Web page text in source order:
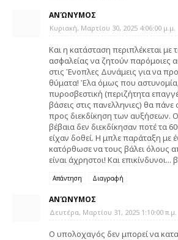
ΑΝΏΝΥΜΟΣ
Κυριακή, Μαρτίου 30, 2025 4:06:00 μ.μ.
Και η κατάσταση περιπλέκεται
ασφαλείας να ζητούν παρόμοιες
στις Ένοπλες Δυνάμεις για να
θύματα! Έλα όμως που αστυνομία,
πυροσβεστική (περιζήτητα
βάσεις στις πανελληνιες) θα πάνε
προς διεκδίκηση των αυξήσεων.
βέβαια δεν διεκδίκησαν ποτέ τα
είχαν δοθεί. Η μπλε παράταξη με
κατόρθωσε να τους βάλει όλους
είναι άχρηστοι! Και επικίνδυνοι...
Απάντηση Διαγραφή
ΑΝΏΝΥΜΟΣ
Δευτέρα, Μαρτίου 31, 2025 1:10:00 π.μ.
Ο υπολοχαγός δεν μπορεί να